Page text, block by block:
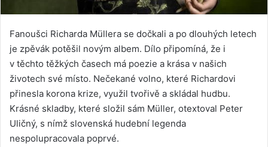
Fanoušci Richarda Müllera se dočkali a po dlouhých letech
je zpěvák potěšil novým albem. Dílo připomíná, že i
v těchto těžkých časech má poezie a krása v našich
životech své místo. Nečekané volno, které Richardovi
přinesla korona krize, využil tvořivě a skládal hudbu.
Krásné skladby, které složil sám Müller, otextoval Peter
Uličný, s nímž slovenská hudební legenda
nespolupracovala poprvé.